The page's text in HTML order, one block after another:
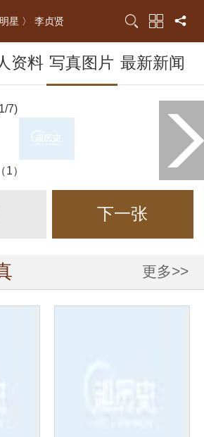
明星 〉 李贞贤
资料 写真图片 最新新闻
7)
）
下一张
更多>>